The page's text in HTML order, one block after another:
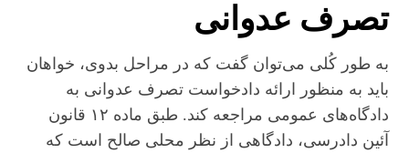
تصرف عدوانی
به طور کُلی می‌توان گفت که در مراحل بدوی، خواهان
باید به منظور ارائه دادخواست تصرف عدوانی به
دادگاه‌های عمومی مراجعه کند. طبق ماده ۱۲ قانون
آئین دادرسی، دادگاهی از نظر محلی صالح است که